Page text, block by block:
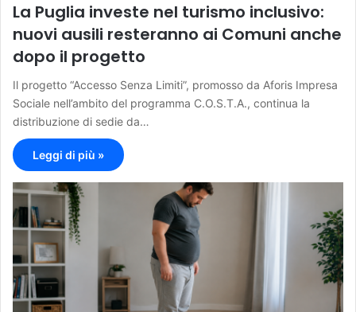
La Puglia investe nel turismo inclusivo:
nuovi ausili resteranno ai Comuni anche
dopo il progetto
Il progetto “Accesso Senza Limiti”, promosso da Aforis Impresa
Sociale nell’ambito del programma C.O.S.T.A., continua la
distribuzione di sedie da…
Leggi di più »